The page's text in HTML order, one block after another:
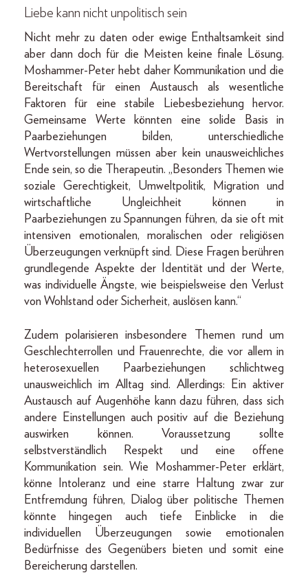
Liebe kann nicht unpolitisch sein
Nicht mehr zu daten oder ewige Enthaltsamkeit sind
aber dann doch für die Meisten keine finale Lösung.
Moshammer-Peter hebt daher Kommunikation und die
Bereitschaft für einen Austausch als wesentliche
Faktoren für eine stabile Liebesbeziehung hervor.
Gemeinsame Werte könnten eine solide Basis in
Paarbeziehungen bilden, unterschiedliche
Wertvorstellungen müssen aber kein unausweichliches
Ende sein, so die Therapeutin. „Besonders Themen wie
soziale Gerechtigkeit, Umweltpolitik, Migration und
wirtschaftliche Ungleichheit können in
Paarbeziehungen zu Spannungen führen, da sie oft mit
intensiven emotionalen, moralischen oder religiösen
Überzeugungen verknüpft sind. Diese Fragen berühren
grundlegende Aspekte der Identität und der Werte,
was individuelle Ängste, wie beispielsweise den Verlust
von Wohlstand oder Sicherheit, auslösen kann.“
Zudem polarisieren insbesondere Themen rund um
Geschlechterrollen und Frauenrechte, die vor allem in
heterosexuellen Paarbeziehungen schlichtweg
unausweichlich im Alltag sind. Allerdings: Ein aktiver
Austausch auf Augenhöhe kann dazu führen, dass sich
andere Einstellungen auch positiv auf die Beziehung
auswirken können. Voraussetzung sollte
selbstverständlich Respekt und eine offene
Kommunikation sein. Wie Moshammer-Peter erklärt,
könne Intoleranz und eine starre Haltung zwar zur
Entfremdung führen, Dialog über politische Themen
könnte hingegen auch tiefe Einblicke in die
individuellen Überzeugungen sowie emotionalen
Bedürfnisse des Gegenübers bieten und somit eine
Bereicherung darstellen.